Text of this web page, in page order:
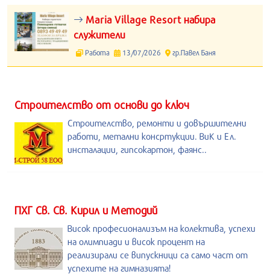
Maria Village Resort набира
служители
Работа 13/07/2026 гр.Павел Баня
Строителство от основи до ключ
Строителство, ремонти и довършителни
работи, метални консртукции. ВиК и Ел.
инсталации, гипсокартон, фаянс..
ПХГ Св. Св. Кирил и Методий
Висок професионализъм на колектива, успехи
на олимпиади и висок процент на
реализирали се випускници са само част от
успехите на гимназията!